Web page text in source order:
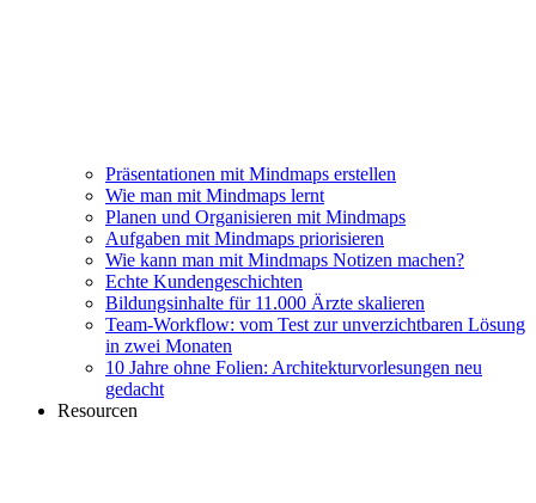
Präsentationen mit Mindmaps erstellen
Wie man mit Mindmaps lernt
Planen und Organisieren mit Mindmaps
Aufgaben mit Mindmaps priorisieren
Wie kann man mit Mindmaps Notizen machen?
Echte Kundengeschichten
Bildungsinhalte für 11.000 Ärzte skalieren
Team-Workflow: vom Test zur unverzichtbaren Lösung
in zwei Monaten
10 Jahre ohne Folien: Architekturvorlesungen neu
gedacht
Resourcen